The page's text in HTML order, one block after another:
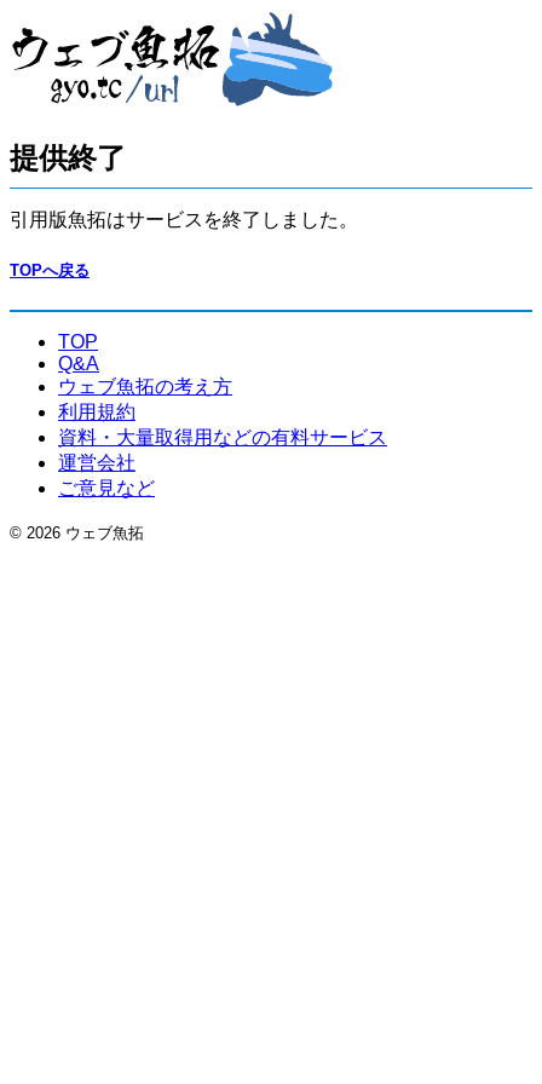
提供終了
引用版魚拓はサービスを終了しました。
TOPへ戻る
TOP
Q&A
ウェブ魚拓の考え方
利用規約
資料・大量取得用などの有料サービス
運営会社
ご意見など
© 2026 ウェブ魚拓